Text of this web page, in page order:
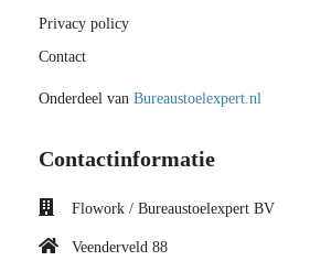
Privacy policy
Contact
Onderdeel van Bureaustoelexpert.nl
Contactinformatie
Flowork / Bureaustoelexpert BV
Veenderveld 88